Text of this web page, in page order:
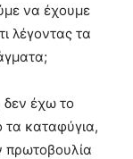
να έχουμε
λέγοντας τα
δεν έχω το
καταφύγια,